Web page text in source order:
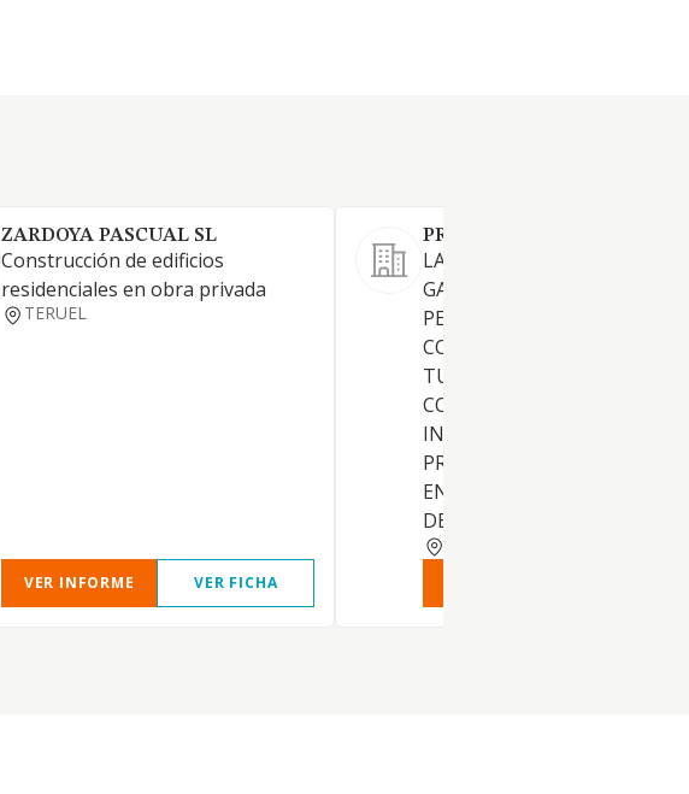
ZARDOYA PASCUAL SL
Construcción de edificios
residenciales en obra privada
TERUEL
VER INFORME VER FICHA
PROGIMEM SL
LA ACTIVIDAD AGRICOLA,
GANADERA, FORESTAL,
PESQUERA, INDUSTRIAL, DE
CONSTRUCCION,
TURISTICA, DE
COMUNICACIONES, DE
INTERMEDIACION, DE
PROFESIONALES O DE
EN GENERAL; LA
DE